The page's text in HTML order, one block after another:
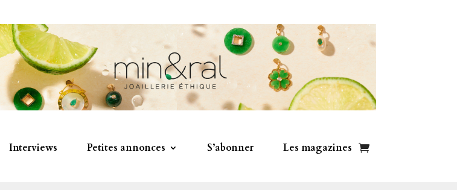
Interviews Petites annonces S’abonner Les magazines